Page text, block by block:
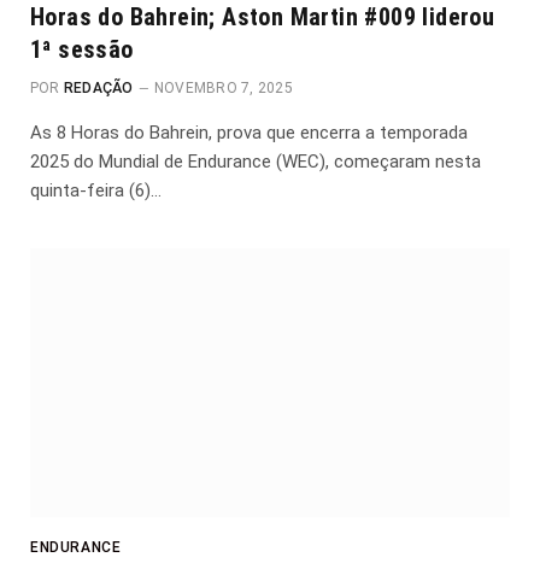
Horas do Bahrein; Aston Martin #009 liderou
1ª sessão
POR REDAÇÃO NOVEMBRO 7, 2025
As 8 Horas do Bahrein, prova que encerra a temporada
2025 do Mundial de Endurance (WEC), começaram nesta
quinta-feira (6)…
ENDURANCE